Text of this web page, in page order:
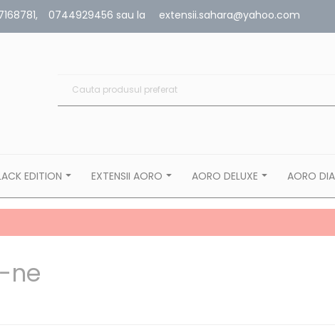
, 0744929456 sau la extensii.sahara@yahoo.com
EDITION EXTENSII AORO AORO DELUXE AORO
ne